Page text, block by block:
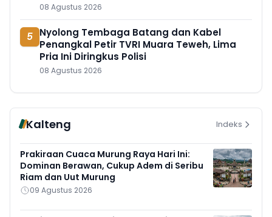
08 Agustus 2026
5 Nyolong Tembaga Batang dan Kabel
Penangkal Petir TVRI Muara Teweh, Lima
Pria Ini Diringkus Polisi
08 Agustus 2026
Kalteng Indeks
Prakiraan Cuaca Murung Raya Hari Ini:
Dominan Berawan, Cukup Adem di Seribu
Riam dan Uut Murung
09 Agustus 2026